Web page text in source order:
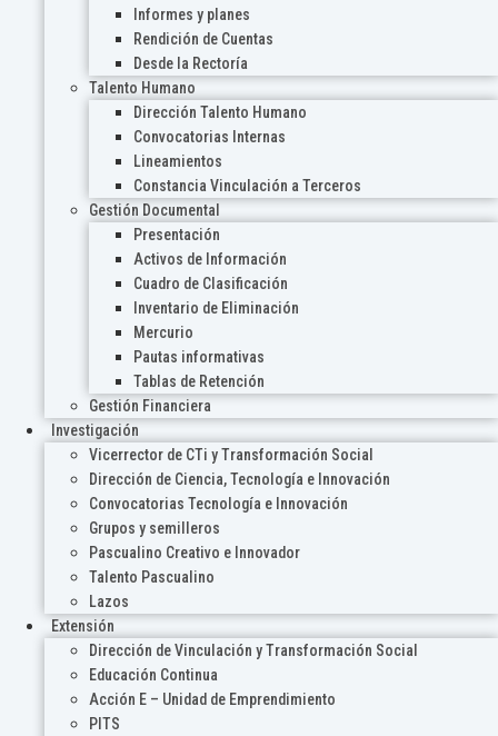
Informes y planes
Rendición de Cuentas
Desde la Rectoría
Talento Humano
Dirección Talento Humano
Convocatorias Internas
Lineamientos
Constancia Vinculación a Terceros
Gestión Documental
Presentación
Activos de Información
Cuadro de Clasificación
Inventario de Eliminación
Mercurio
Pautas informativas
Tablas de Retención
Gestión Financiera
Investigación
Vicerrector de CTi y Transformación Social
Dirección de Ciencia, Tecnología e Innovación
Convocatorias Tecnología e Innovación
Grupos y semilleros
Pascualino Creativo e Innovador
Talento Pascualino
Lazos
Extensión
Dirección de Vinculación y Transformación Social
Educación Continua
Acción E – Unidad de Emprendimiento
PITS